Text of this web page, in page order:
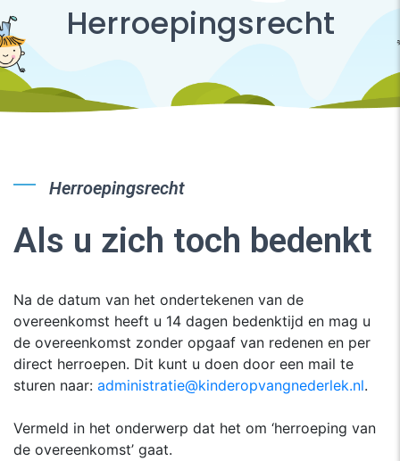
Herroepingsrecht
Herroepingsrecht
Als u zich toch bedenkt
Na de datum van het ondertekenen van de
overeenkomst heeft u 14 dagen bedenktijd en mag u
de overeenkomst zonder opgaaf van redenen en per
direct herroepen. Dit kunt u doen door een mail te
sturen naar: administratie@kinderopvangnederlek.nl.
Vermeld in het onderwerp dat het om ‘herroeping van
de overeenkomst’ gaat.